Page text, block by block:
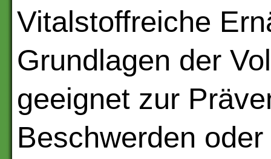
Vitalstoffreiche
Grundlagen der
geeignet zur
Beschwerden